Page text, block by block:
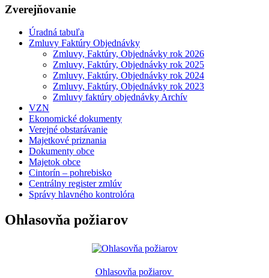
Zverejňovanie
Úradná tabuľa
Zmluvy Faktúry Objednávky
Zmluvy, Faktúry, Objednávky rok 2026
Zmluvy, Faktúry, Objednávky rok 2025
Zmluvy, Faktúry, Objednávky rok 2024
Zmluvy, Faktúry, Objednávky rok 2023
Zmluvy faktúry objednávky Archív
VZN
Ekonomické dokumenty
Verejné obstarávanie
Majetkové priznania
Dokumenty obce
Majetok obce
Cintorín – pohrebisko
Centrálny register zmlúv
Správy hlavného kontrolóra
Ohlasovňa požiarov
Ohlasovňa požiarov